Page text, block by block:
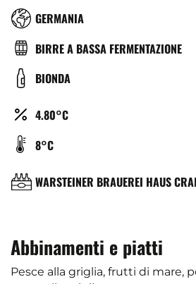
RÉGION
GERMANIA
TYPE
BIÈRE
BIRRE A BASSA FERMENTAZIONE
COULEUR
BIONDA
ALCOOL
4.80°C
TEMPÉRATURE
SERVICE
8°C
BRASSERIE
WARSTEINER BRAUEREI HAUS
Abbinamenti e piatti
Pesce alla griglia, frutti di mare,